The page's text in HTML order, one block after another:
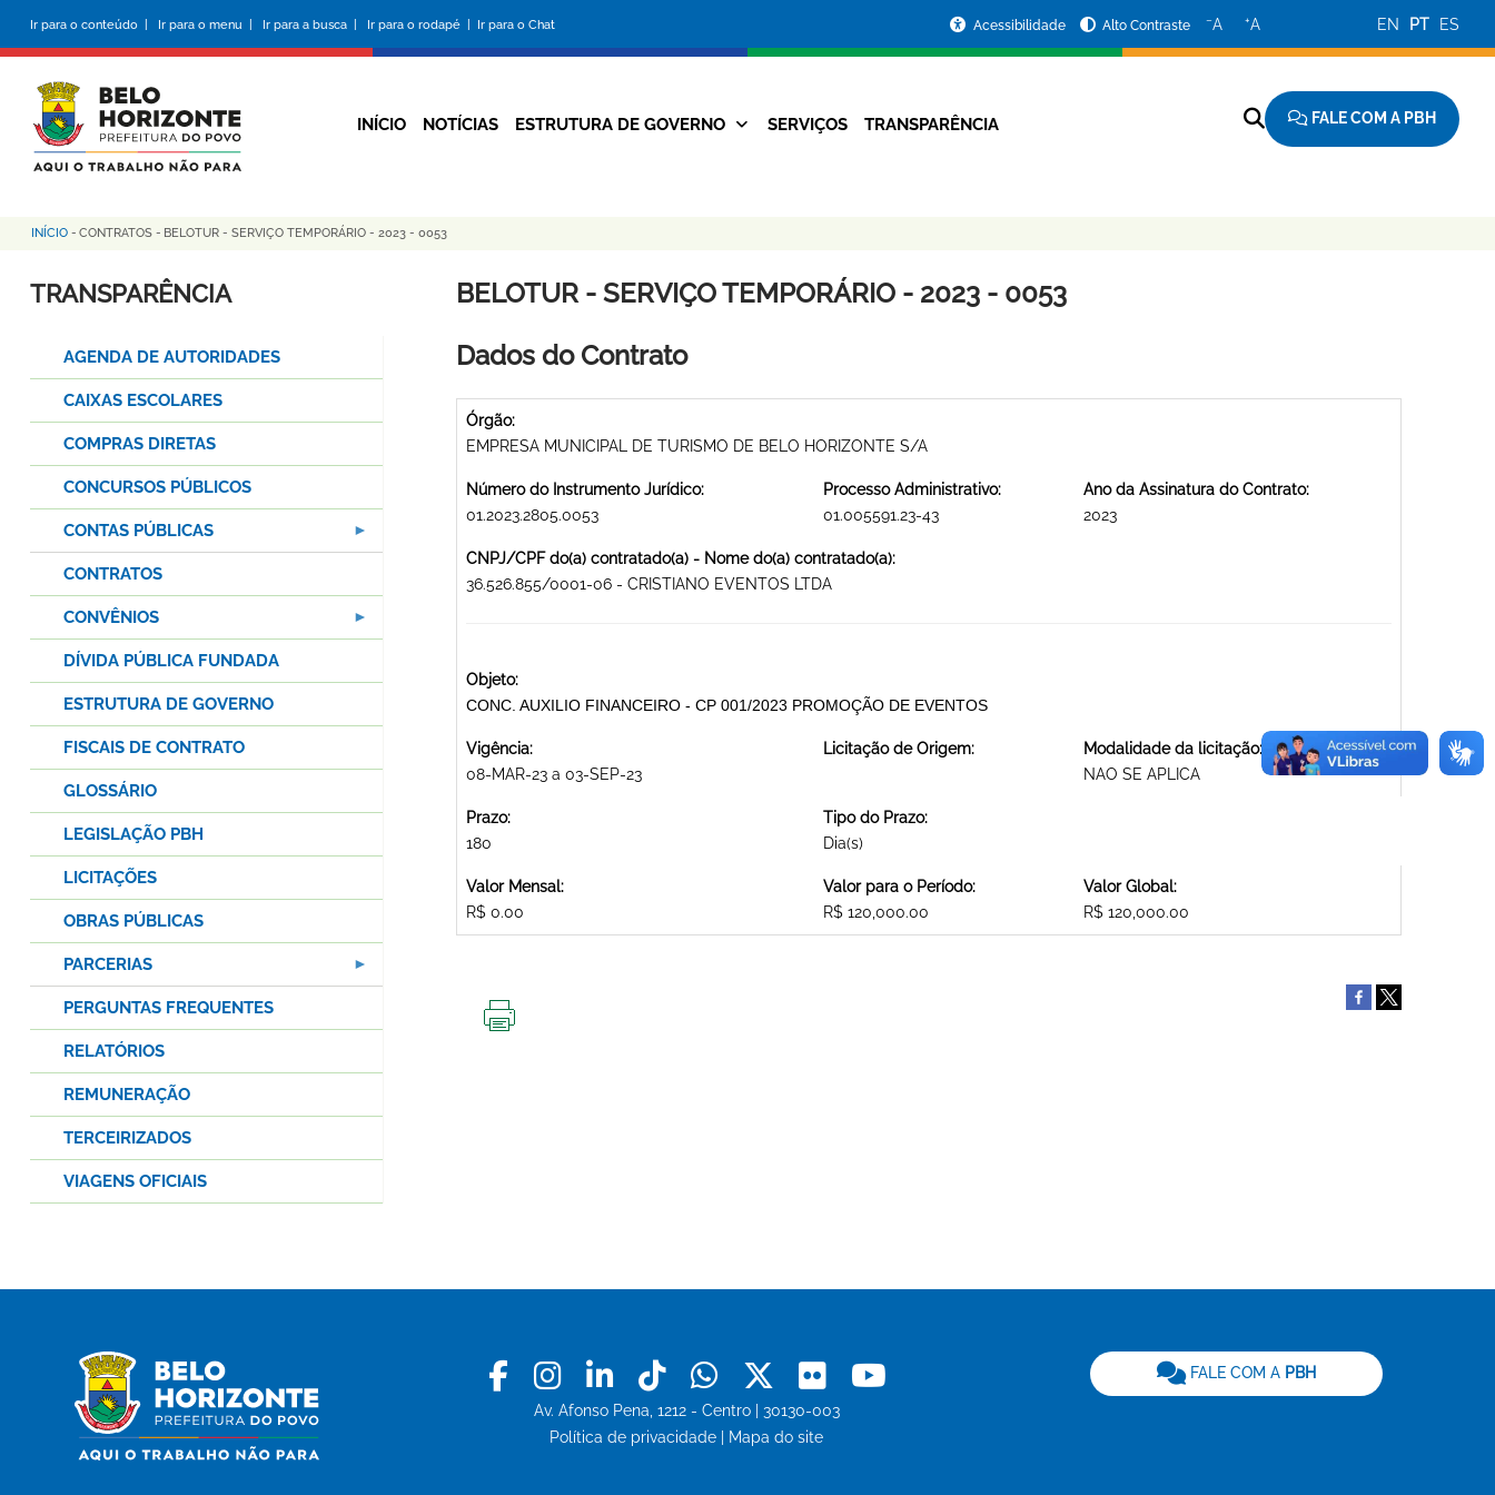
conteúdo
principal
Ir para o conteúdo | Ir para o menu | Ir para a busca | Ir para o rodapé | Ir para o Chat
da
Prefeitura
Acessibilidade Alto Contraste −A +A EN PT ES
Navegação
INÍCIO NOTÍCIAS ESTRUTURA DE GOVERNO SERVIÇOS TRANSPARÊNCIA FALE COM A PBH
Trilha
de
INÍCIO - CONTRATOS - BELOTUR - SERVIÇO TEMPORÁRIO - 2023 - 0053
BELOTUR - SERVIÇO TEMPORÁRIO - 2023 - 0053
Dados do Contrato
Órgão:
EMPRESA MUNICIPAL DE TURISMO DE BELO HORIZONTE S/A
Número do Instrumento Jurídico:
01.2023.2805.0053
Processo Administrativo:
01.005591.23-43
Ano da Assinatura do Contrato:
2023
CNPJ/CPF do(a) contratado(a) - Nome do(a) contratado(a):
36.526.855/0001-06 - CRISTIANO EVENTOS LTDA
Objeto:
CONC. AUXILIO FINANCEIRO - CP 001/2023 PROMOÇÃO DE EVENTOS
Vigência:
08-MAR-23 a 03-SEP-23
Licitação de Origem:
Modalidade da licitação:
NAO SE APLICA
Prazo:
180
Tipo do Prazo:
Dia(s)
Valor Mensal:
R$ 0.00
Valor para o Período:
R$ 120,000.00
Valor Global:
R$ 120,000.00
TRANSPARÊNCIA
AGENDA DE AUTORIDADES
CAIXAS ESCOLARES
COMPRAS DIRETAS
CONCURSOS PÚBLICOS
CONTAS PÚBLICAS
CONTRATOS
CONVÊNIOS
DÍVIDA PÚBLICA FUNDADA
ESTRUTURA DE GOVERNO
FISCAIS DE CONTRATO
GLOSSÁRIO
LEGISLAÇÃO PBH
LICITAÇÕES
OBRAS PÚBLICAS
PARCERIAS
PERGUNTAS FREQUENTES
RELATÓRIOS
REMUNERAÇÃO
TERCEIRIZADOS
VIAGENS OFICIAIS
Facebook
Instagram
LinkedinTiktokWhatsapp
X Flickr
Av. Afonso Pena, 1212 - Centro | 30130-003
Política de privacidade
Mapa do site
FALE COM A PBH